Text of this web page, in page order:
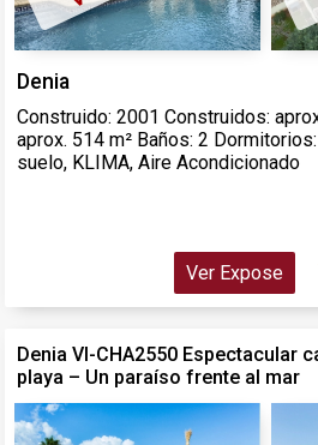
Denia
Construido: 2001 Construidos:
aprox. 514 m² Baños: 2
suelo, KLIMA, Aire Acondicionado
Ver Expose
Denia VI-CHA2550 Espectacular
playa – Un paraíso frente al mar